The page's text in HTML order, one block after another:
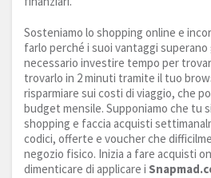
Sosteniamo lo shopping online e
farlo perché i suoi vantaggi superano
necessario investire tempo per
trovarlo in 2 minuti tramite il tuo
risparmiare sui costi di viaggio, che
budget mensile. Supponiamo che tu
shopping e faccia acquisti
codici, offerte e voucher che
negozio fisico. Inizia a fare acquisti
dimenticare di applicare i